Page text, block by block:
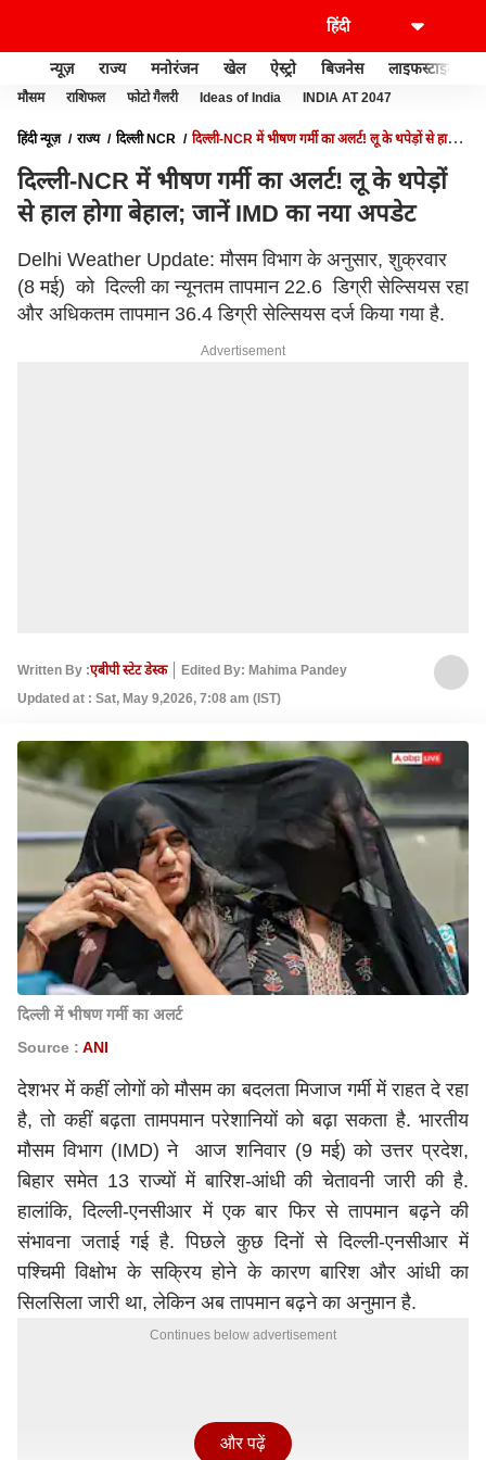
न्यूज़ राज्य मनोरंजन खेल ऐस्ट्रो बिजनेस लाइफस्टाइल
मौसम राशिफल फोटो गैलरी Ideas of India INDIA AT 2047
हिंदी न्यूज़ राज्य दिल्ली NCR
दिल्ली-NCR में भीषण गर्मी का अलर्ट! लू के थपेड़ों से हाल
दिल्ली-NCR में भीषण गर्मी का अलर्ट! लू के थपेड़ों
से हाल होगा बेहाल; जानें IMD का नया अपडेट
Delhi Weather Update: मौसम विभाग के अनुसार, शुक्रवार
(8 मई) को दिल्ली का न्यूनतम तापमान 22.6 डिग्री सेल्सियस रहा
और अधिकतम तापमान 36.4 डिग्री सेल्सियस दर्ज किया गया है.
Advertisement
Written By :एबीपी स्टेट डेस्क
Edited By: Mahima Pandey
Updated at : Sat, May 9,2026, 7:08 am (IST)
दिल्ली में भीषण गर्मी का अलर्ट
Source : ANI
देशभर में कहीं लोगों को मौसम का बदलता मिजाज गर्मी में राहत दे रहा
है, तो कहीं बढ़ता तामपमान परेशानियों को बढ़ा सकता है. भारतीय
मौसम विभाग (IMD) ने आज शनिवार (9 मई) को उत्तर प्रदेश,
बिहार समेत 13 राज्यों में बारिश-आंधी की चेतावनी जारी की है.
हालांकि, दिल्ली-एनसीआर में एक बार फिर से तापमान बढ़ने की
संभावना जताई गई है. पिछले कुछ दिनों से दिल्ली-एनसीआर में
पश्चिमी विक्षोभ के सक्रिय होने के कारण बारिश और आंधी का
सिलसिला जारी था, लेकिन अब तापमान बढ़ने का अनुमान है.
Continues below advertisement
और पढ़ें